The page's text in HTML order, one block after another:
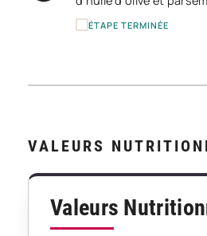
ÉTAPE TERMINÉE
VALEURS
Valeurs